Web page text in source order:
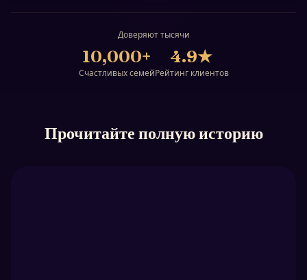
Доверяют тысячи
10,000+
Счастливых семей
4.9★
Рейтинг клиентов
Прочитайте полную историю